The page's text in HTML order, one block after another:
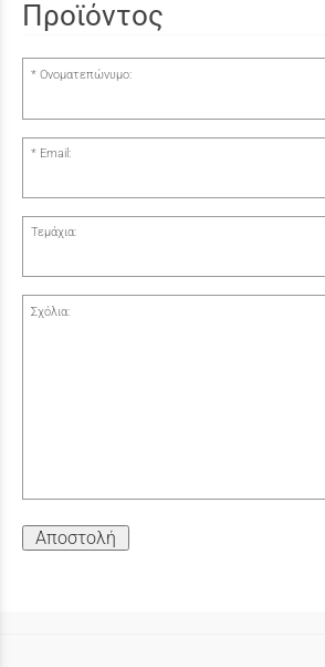
Προϊόντος
Ονοματεπώνυμο:
Email:
Τεμάχια:
Σχόλια:
Αποστολή